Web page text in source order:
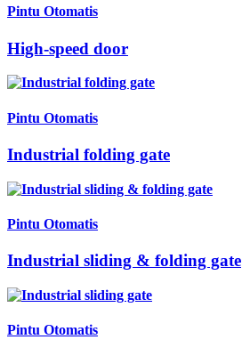
Pintu Otomatis
High-speed door
Pintu Otomatis
Industrial folding gate
Pintu Otomatis
Industrial sliding & folding gate
Pintu Otomatis